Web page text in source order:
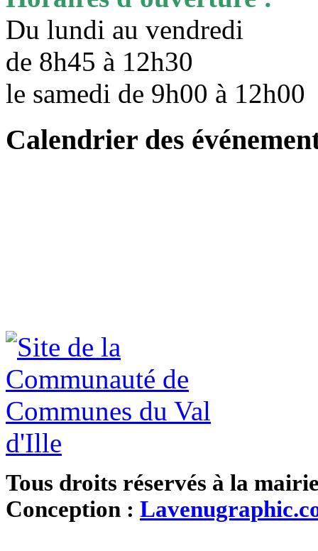
Du lundi au vendredi
de 8h45 à 12h30
le samedi de 9h00 à
Calendrier des
Tous droits réservés à la
Conception :